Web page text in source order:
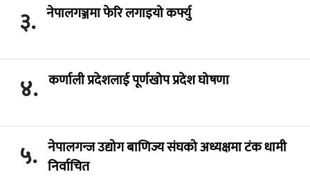
३. नेपालगञ्जमा फेरि लगाइयो कर्फ्यु
४. कर्णाली प्रदेशलाई पूर्णखोप प्रदेश घोषणा
५. नेपालगन्ज उद्योग बाणिज्य संघको अध्यक्षमा टंक धामी
निर्वाचित